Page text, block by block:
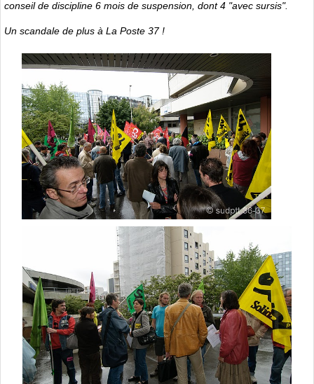
conseil de discipline 6 mois de suspension, dont 4 "avec sursis".
Un scandale de plus à La Poste 37 !